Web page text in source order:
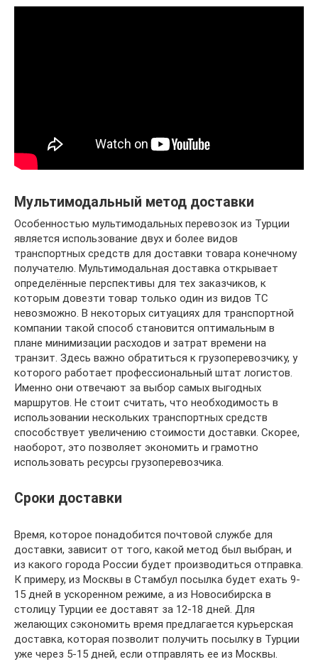
Мультимодальный метод доставки
Особенностью мультимодальных перевозок из Турции
является использование двух и более видов
транспортных средств для доставки товара конечному
получателю. Мультимодальная доставка открывает
определённые перспективы для тех заказчиков, к
которым довезти товар только один из видов ТС
невозможно. В некоторых ситуациях для транспортной
компании такой способ становится оптимальным в
плане минимизации расходов и затрат времени на
транзит. Здесь важно обратиться к грузоперевозчику, у
которого работает профессиональный штат логистов.
Именно они отвечают за выбор самых выгодных
маршрутов. Не стоит считать, что необходимость в
использовании нескольких транспортных средств
способствует увеличению стоимости доставки. Скорее,
наоборот, это позволяет экономить и грамотно
использовать ресурсы грузоперевозчика.
Сроки доставки
Время, которое понадобится почтовой службе для
доставки, зависит от того, какой метод был выбран, и
из какого города России будет производиться отправка.
К примеру, из Москвы в Стамбул посылка будет ехать 9-
15 дней в ускоренном режиме, а из Новосибирска в
столицу Турции ее доставят за 12-18 дней. Для
желающих сэкономить время предлагается курьерская
доставка, которая позволит получить посылку в Турции
уже через 5-15 дней, если отправлять ее из Москвы.